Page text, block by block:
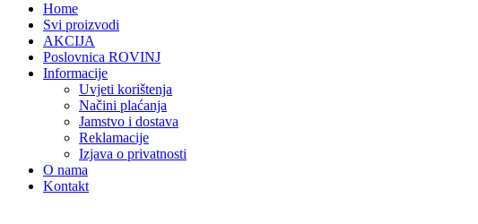
Home
Svi proizvodi
AKCIJA
Poslovnica ROVINJ
Informacije
Uvjeti korištenja
Načini plaćanja
Jamstvo i dostava
Reklamacije
Izjava o privatnosti
O nama
Kontakt